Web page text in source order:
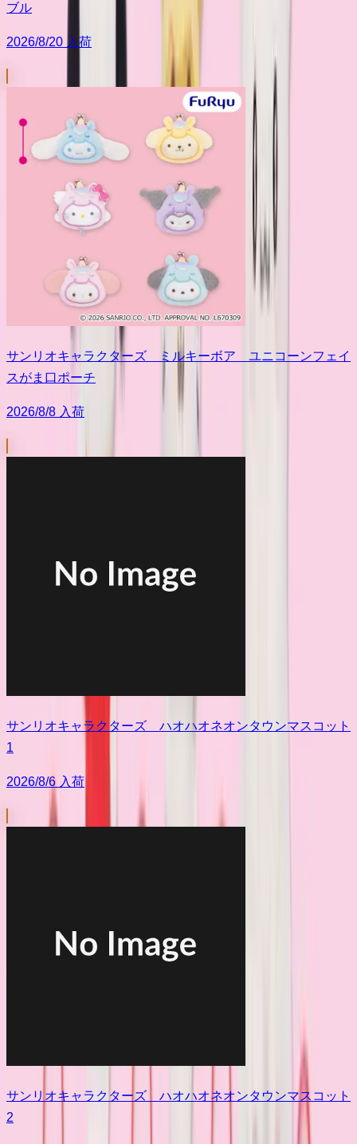
ブル
2026/8/20 入荷
サンリオキャラクターズ ミルキーボア ユニコーンフェイ
スがま口ポーチ
2026/8/8 入荷
サンリオキャラクターズ ハオハオネオンタウンマスコット
1
2026/8/6 入荷
サンリオキャラクターズ ハオハオネオンタウンマスコット
2